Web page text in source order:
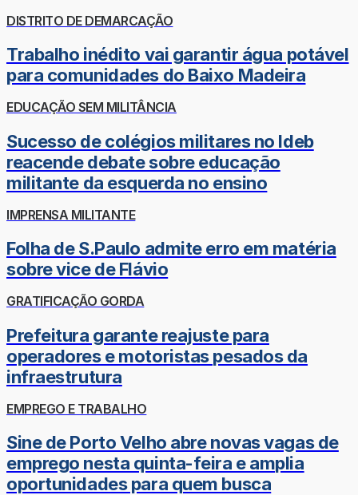
DISTRITO DE DEMARCAÇÃO
Trabalho inédito vai garantir água potável
para comunidades do Baixo Madeira
EDUCAÇÃO SEM MILITÂNCIA
Sucesso de colégios militares no Ideb
reacende debate sobre educação
militante da esquerda no ensino
IMPRENSA MILITANTE
Folha de S.Paulo admite erro em matéria
sobre vice de Flávio
GRATIFICAÇÃO GORDA
Prefeitura garante reajuste para
operadores e motoristas pesados da
infraestrutura
EMPREGO E TRABALHO
Sine de Porto Velho abre novas vagas de
emprego nesta quinta-feira e amplia
oportunidades para quem busca